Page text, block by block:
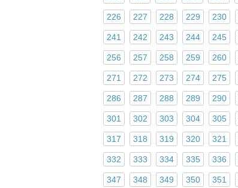
226 227 228 229 230
241 242 243 244 245
256 257 258 259 260
271 272 273 274 275
286 287 288 289 290
301 302 303 304 305
317 318 319 320 321
332 333 334 335 336
347 348 349 350 351